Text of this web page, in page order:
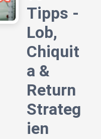
Tipps -
Lob,
Chiquit
a &
Return
Strateg
ien